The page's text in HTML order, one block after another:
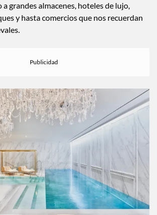
grandes almacenes, hoteles de lujo,
y hasta comercios que nos recuerdan